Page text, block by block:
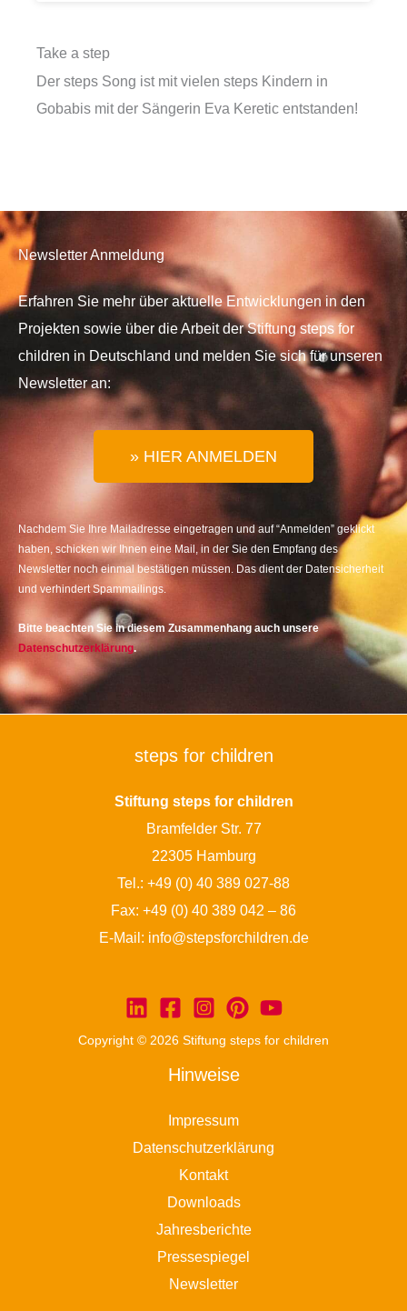
Take a step
Der steps Song ist mit vielen steps Kindern in
Gobabis mit der Sängerin Eva Keretic entstanden!
Newsletter Anmeldung
Erfahren Sie mehr über aktuelle Entwicklungen in den
Projekten sowie über die Arbeit der Stiftung steps for
children in Deutschland und melden Sie sich für unseren
Newsletter an:
» HIER ANMELDEN
Nachdem Sie Ihre Mailadresse eingetragen und auf “Anmelden” geklickt
haben, schicken wir Ihnen eine Mail, in der Sie den Empfang des
Newsletter noch einmal bestätigen müssen. Das dient der Datensicherheit
und verhindert Spammailings.
Bitte beachten Sie in diesem Zusammenhang auch unsere
Datenschutzerklärung.
steps for children
Stiftung steps for children
Bramfelder Str. 77
22305 Hamburg
Tel.: +49 (0) 40 389 027-88
Fax: +49 (0) 40 389 042 – 86
E-Mail: info@stepsforchildren.de
Copyright © 2026 Stiftung steps for children
Hinweise
Impressum
Datenschutzerklärung
Kontakt
Downloads
Jahresberichte
Pressespiegel
Newsletter